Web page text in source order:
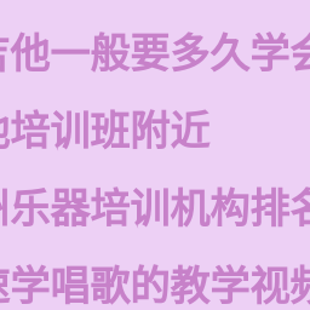
他一般要多久学
培训班附近
器培训机构排
学唱歌的教学视